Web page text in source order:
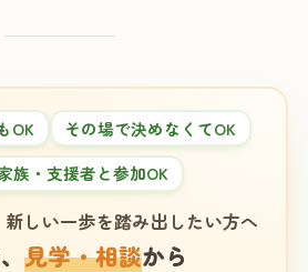
OK
その場で決めなくてOK
族・支援者と参加OK
しい一歩を踏み出したい方へ
見学・相談から